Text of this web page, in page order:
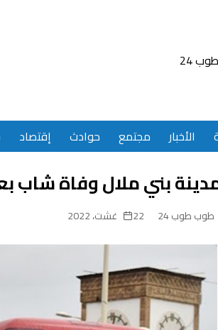
الأخبار مجتمع حوادث إقتصاد
بني ملال وفاة شاب
طوب طوب 24 22 غشت، 2022